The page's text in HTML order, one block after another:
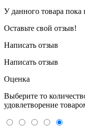
У данного товара пока
Оставьте свой отзыв!
Написать отзыв
Написать отзыв
Оценка
Выберите то
удовлетворение